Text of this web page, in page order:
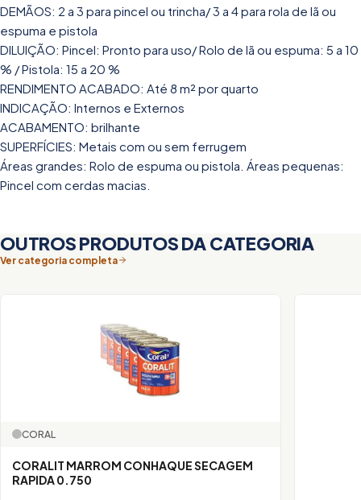
DEMÃOS: 2 a 3 para pincel ou trincha/ 3 a 4 para rola de lã ou
espuma e pistola
DILUIÇÃO: Pincel: Pronto para uso/ Rolo de lã ou espuma: 5 a 10
% / Pistola: 15 a 20 %
RENDIMENTO ACABADO: Até 8 m² por quarto
INDICAÇÃO: Internos e Externos
ACABAMENTO: brilhante
SUPERFÍCIES: Metais com ou sem ferrugem
Áreas grandes: Rolo de espuma ou pistola. Áreas pequenas:
Pincel com cerdas macias.
OUTROS PRODUTOS DA CATEGORIA
Ver categoria completa
CORAL
CORALIT MARROM CONHAQUE SECAGEM
RAPIDA 0.750